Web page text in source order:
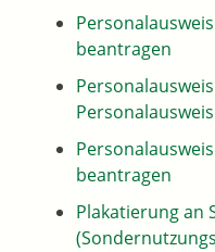
beantragen
beantragen
Plakatierung an